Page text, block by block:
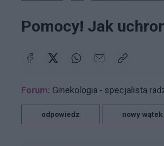
Pomocy! Jak
Forum: Ginekologia - specjalista
odpowiedz nowy wątek